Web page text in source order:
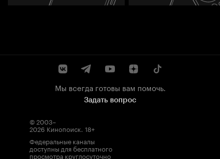
Мы всегда готовы вам помочь.
Задать вопрос
© 2003–
2026 Кинопоиск. 18+
Федеральные каналы
доступны для бесплатного
просмотра круглосуточно